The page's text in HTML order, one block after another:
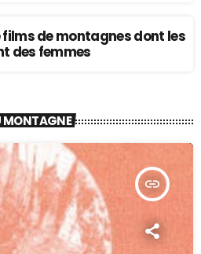
films de montagnes dont les
des femmes
MONTAGNE
insert_link